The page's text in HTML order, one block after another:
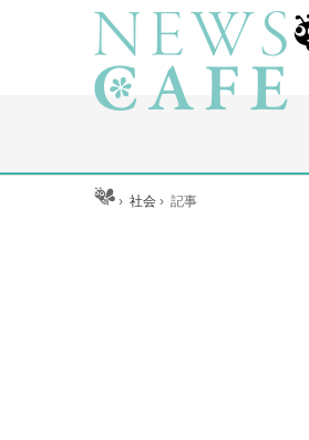
ホーム ›社会 ›記事